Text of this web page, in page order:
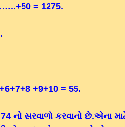
= 1275.
­­+9+10 = 55.
નો સરવાળો કરવાનો છે.એના